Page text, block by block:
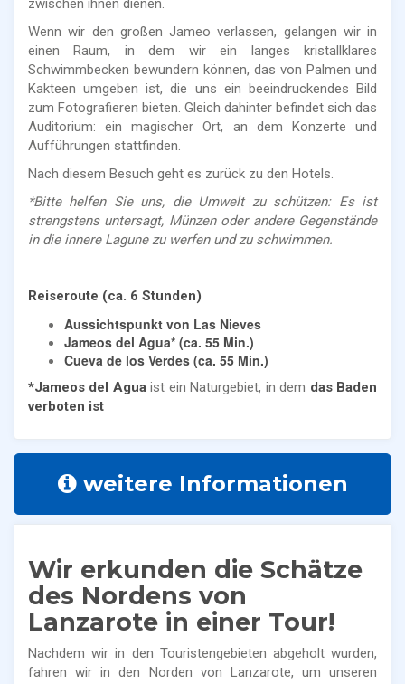
zwischen ihnen dienen.
Wenn wir den großen Jameo verlassen, gelangen wir in
einen Raum, in dem wir ein langes kristallklares
Schwimmbecken bewundern können, das von Palmen und
Kakteen umgeben ist, die uns ein beeindruckendes Bild
zum Fotografieren bieten. Gleich dahinter befindet sich das
Auditorium: ein magischer Ort, an dem Konzerte und
Aufführungen stattfinden.
Nach diesem Besuch geht es zurück zu den Hotels.
*Bitte helfen Sie uns, die Umwelt zu schützen: Es ist
strengstens untersagt, Münzen oder andere Gegenstände
in die innere Lagune zu werfen und zu schwimmen.
Reiseroute (ca. 6 Stunden)
Aussichtspunkt von Las Nieves
Jameos del Agua* (ca. 55 Min.)
Cueva de los Verdes (ca. 55 Min.)
*Jameos del Aguaist ein Naturgebiet, in dem das Baden
verboten ist
weitere Informationen
Wir erkunden die Schätze
des Nordens von
Lanzarote in einer Tour!
Nachdem wir in den Touristengebieten abgeholt wurden,
fahren wir in den Norden von Lanzarote, um unseren